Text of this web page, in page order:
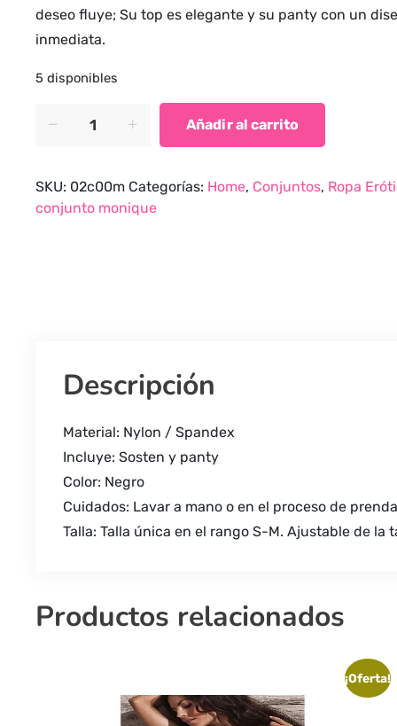
$65,000.00.
$50,700.00.
deseo fluye; Su top es elegante y su panty con un
inmediata.
5 disponibles
Añadir al carrito
SKU: 02c00m Categorías: Home, Conjuntos, Ropa
conjunto monique
Descripción
Material: Nylon / Spandex
Incluye: Sosten y panty
Color: Negro
Cuidados: Lavar a mano o en el proceso de
Talla: Talla única en el rango S-M. Ajustable de la
Productos relacionados
¡Oferta!